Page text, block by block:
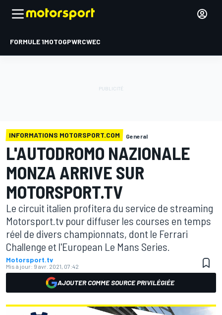
FORMULE 1MOTOGPWRCWEC
INFORMATIONS MOTORSPORT.COM General
L'AUTODROMO NAZIONALE
MONZA ARRIVE SUR
MOTORSPORT.TV
Le circuit italien profitera du service de streaming
Motorsport.tv pour diffuser les courses en temps
réel de divers championnats, dont le Ferrari
Challenge et l'European Le Mans Series.
Motorsport.tv
Mis à jour: 9 avr. 2021, 07:42
AJOUTER COMME SOURCE PRIVILÉGIÉE